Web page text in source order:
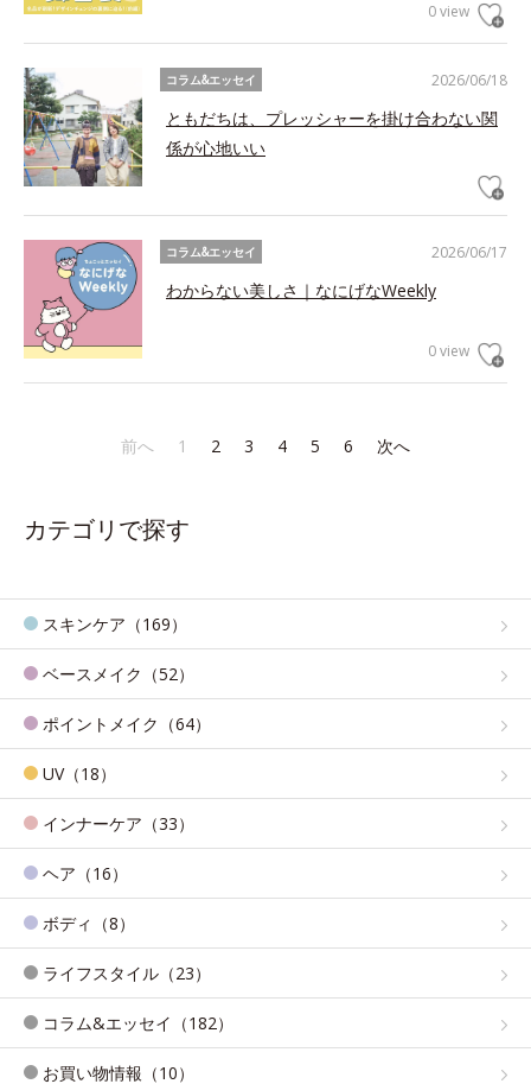
0 view
2026/06/18
コラム&エッセイ
ともだちは、プレッシャーを掛け合わない関
係が心地いい
2026/06/17
コラム&エッセイ
わからない美しさ｜なにげなWeekly
0 view
前へ 1 2 3 4 5 6 次へ
カテゴリで探す
スキンケア（169）
ベースメイク（52）
ポイントメイク（64）
UV（18）
インナーケア（33）
ヘア（16）
ボディ（8）
ライフスタイル（23）
コラム&エッセイ（182）
お買い物情報（10）